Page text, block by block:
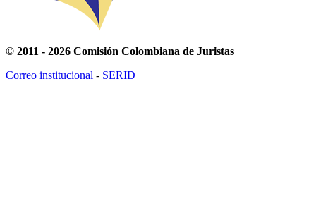
© 2011 - 2026 Comisión Colombiana de Juristas
Correo institucional - SERID